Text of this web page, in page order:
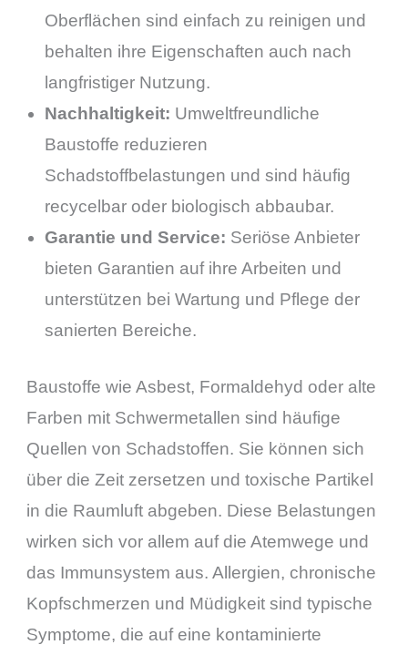
Oberflächen sind einfach zu reinigen und
behalten ihre Eigenschaften auch nach
langfristiger Nutzung.
Nachhaltigkeit: Umweltfreundliche
Baustoffe reduzieren
Schadstoffbelastungen und sind häufig
recycelbar oder biologisch abbaubar.
Garantie und Service: Seriöse Anbieter
bieten Garantien auf ihre Arbeiten und
unterstützen bei Wartung und Pflege der
sanierten Bereiche.
Baustoffe wie Asbest, Formaldehyd oder alte
Farben mit Schwermetallen sind häufige
Quellen von Schadstoffen. Sie können sich
über die Zeit zersetzen und toxische Partikel
in die Raumluft abgeben. Diese Belastungen
wirken sich vor allem auf die Atemwege und
das Immunsystem aus. Allergien, chronische
Kopfschmerzen und Müdigkeit sind typische
Symptome, die auf eine kontaminierte